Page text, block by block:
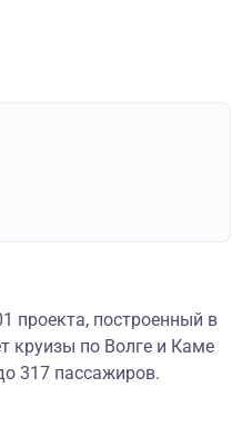
проекта, построенный в
круизы по Волге и Каме
317 пассажиров.